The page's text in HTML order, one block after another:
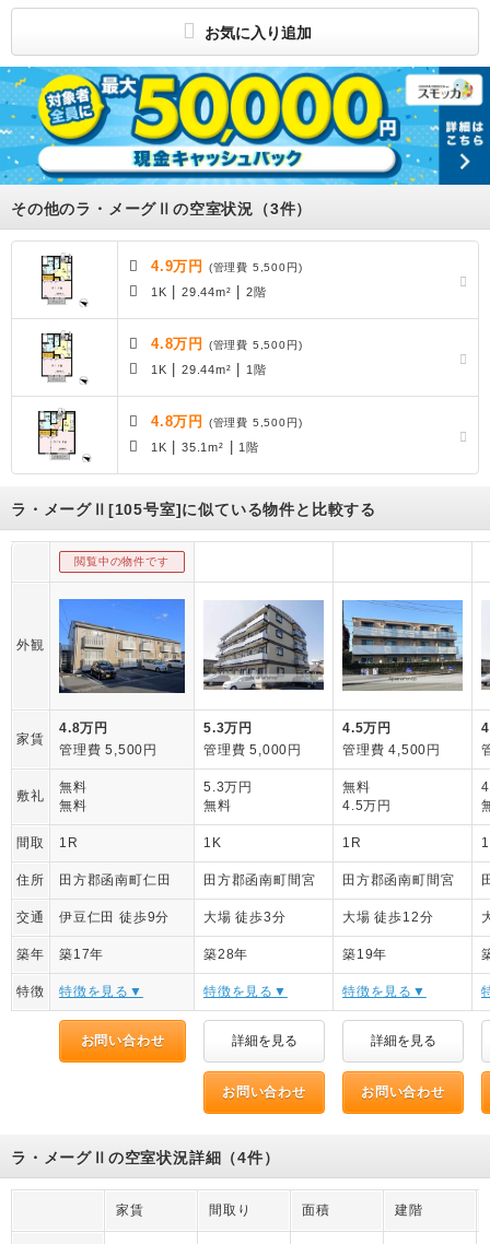
函南町仁田にある1Ｒの賃貸物件です！
所属団体
(公社)静岡県宅地建物取引業協会
東海不動産公正取引協議会加盟
－
お気に入り追加
その他のラ・メーグⅡの空室状況（3件）
4.9万円 (管理費 5,500円)
1K |29.44m² |2階
4.8万円 (管理費 5,500円)
1K |29.44m² | 1階
4.8万円 (管理費 5,500円)
1K |35.1m² | 1階
ラ・メーグⅡ[105号室]に似ている物件と比較する
閲覧中の物件です
外観
家賃
4.8万円
管理費 5,500円
5.3万円
管理費 5,000円
4.5万円
管理費 4,500円
敷礼
無料
無料
5.3万円
無料
無料
4.5万円
間取 1R 1K 1R
住所 田方郡函南町仁田 田方郡函南町間宮 田方郡函南町間宮
交通 伊豆仁田 徒歩9分 大場 徒歩3分 大場 徒歩12分
築年 築17年 築28年 築19年
特徴 特徴を見る▼ 特徴を見る▼ 特徴を見る▼
お問い合わせ 詳細を見る 詳細を見る
お問い合わせ お問い合わせ
ラ・メーグⅡの空室状況詳細（4件）
家賃 間取り 面積 建階